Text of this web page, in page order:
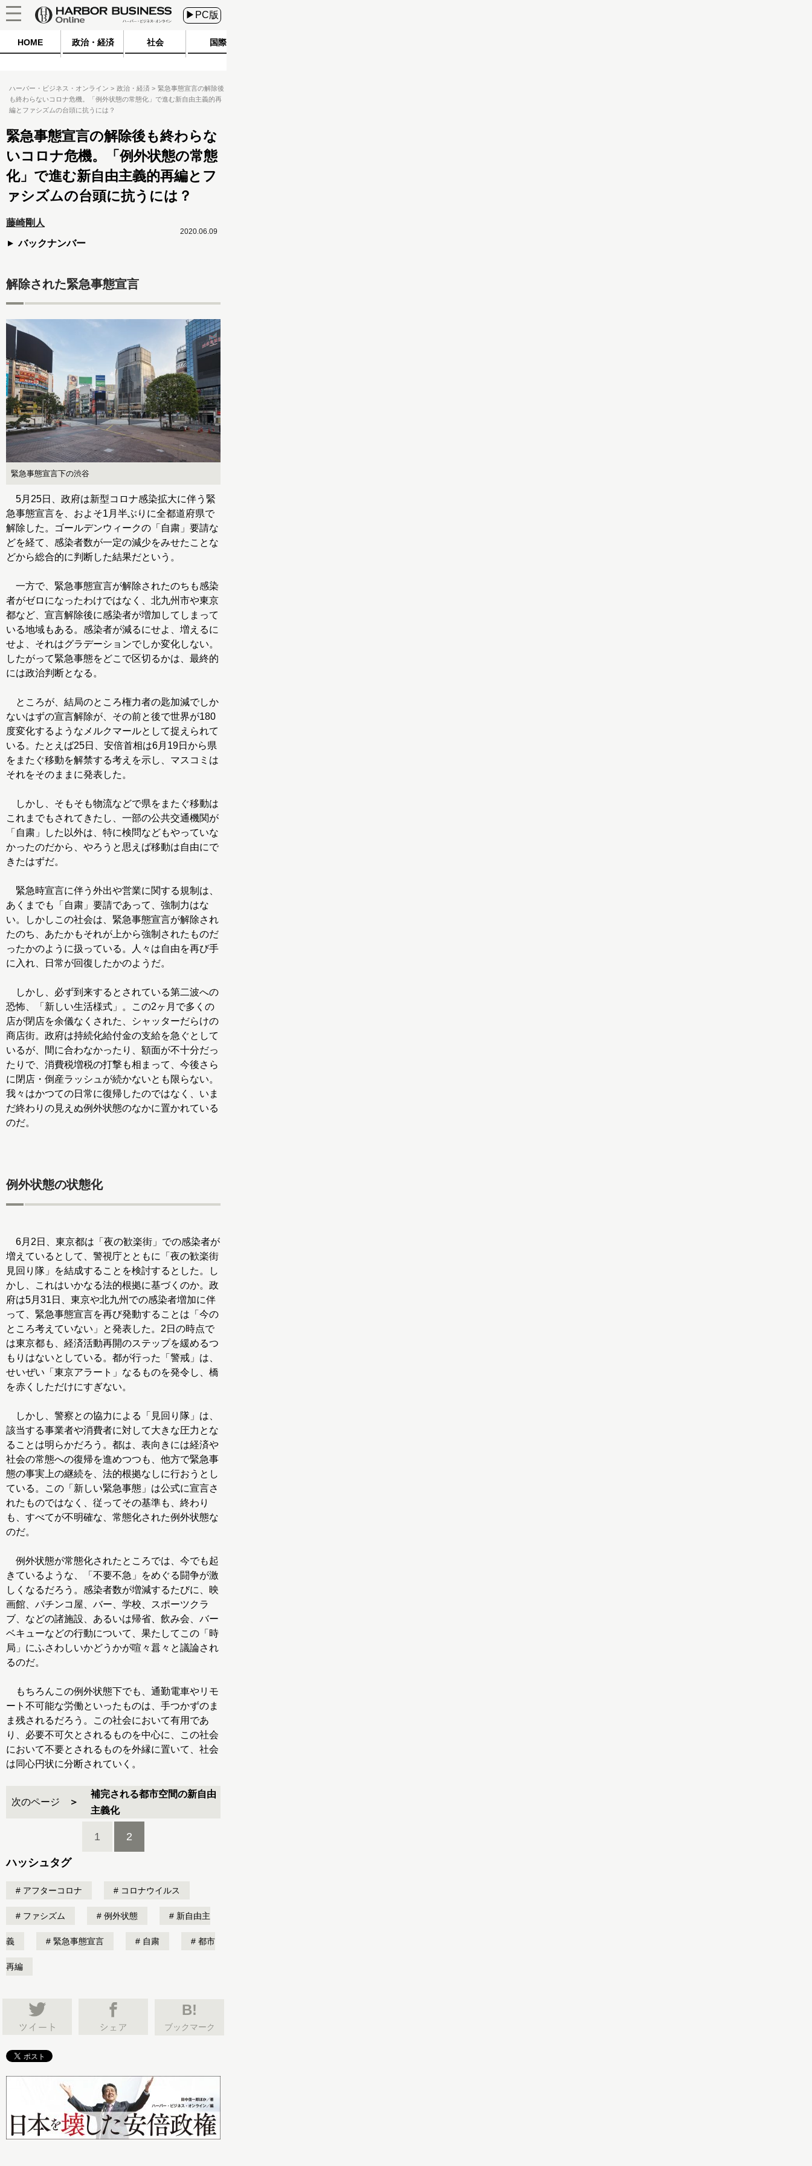
▶PC版
HOME 政治・経済 社会 国際
ハーバー・ビジネス・オンライン 政治・経済
緊急事態宣言の解除後
も終わらないコロナ危機。「例外状態の常態化」で進む新自由主義的再
編とファシズムの台頭に抗うには？
緊急事態宣言の解除後も終わらな
いコロナ危機。「例外状態の常態
化」で進む新自由主義的再編とフ
ァシズムの台頭に抗うには？
藤崎剛人
バックナンバー
2020.06.09
解除された緊急事態宣言
緊急事態宣言下の渋谷
5月25日、政府は新型コロナ感染拡大に伴う緊
急事態宣言を、およそ1月半ぶりに全都道府県で
解除した。ゴールデンウィークの「自粛」要請な
どを経て、感染者数が一定の減少をみせたことな
どから総合的に判断した結果だという。
一方で、緊急事態宣言が解除されたのちも感染
者がゼロになったわけではなく、北九州市や東京
都など、宣言解除後に感染者が増加してしまって
いる地域もある。感染者が減るにせよ、増えるに
せよ、それはグラデーションでしか変化しない。
したがって緊急事態をどこで区切るかは、最終的
には政治判断となる。
ところが、結局のところ権力者の匙加減でしか
ないはずの宣言解除が、その前と後で世界が180
度変化するようなメルクマールとして捉えられて
いる。たとえば25日、安倍首相は6月19日から県
をまたぐ移動を解禁する考えを示し、マスコミは
それをそのままに発表した。
しかし、そもそも物流などで県をまたぐ移動は
これまでもされてきたし、一部の公共交通機関が
「自粛」した以外は、特に検問などもやっていな
かったのだから、やろうと思えば移動は自由にで
きたはずだ。
緊急時宣言に伴う外出や営業に関する規制は、
あくまでも「自粛」要請であって、強制力はな
い。しかしこの社会は、緊急事態宣言が解除され
たのち、あたかもそれが上から強制されたものだ
ったかのように扱っている。人々は自由を再び手
に入れ、日常が回復したかのようだ。
しかし、必ず到来するとされている第二波への
恐怖、「新しい生活様式」。この2ヶ月で多くの
店が閉店を余儀なくされた、シャッターだらけの
商店街。政府は持続化給付金の支給を急ぐとして
いるが、間に合わなかったり、額面が不十分だっ
たりで、消費税増税の打撃も相まって、今後さら
に閉店・倒産ラッシュが続かないとも限らない。
我々はかつての日常に復帰したのではなく、いま
だ終わりの見えぬ例外状態のなかに置かれている
のだ。
例外状態の状態化
6月2日、東京都は「夜の歓楽街」での感染者が
増えているとして、警視庁とともに「夜の歓楽街
見回り隊」を結成することを検討するとした。し
かし、これはいかなる法的根拠に基づくのか。政
府は5月31日、東京や北九州での感染者増加に伴
って、緊急事態宣言を再び発動することは「今の
ところ考えていない」と発表した。2日の時点で
は東京都も、経済活動再開のステップを緩めるつ
もりはないとしている。都が行った「警戒」は、
せいぜい「東京アラート」なるものを発令し、橋
を赤くしただけにすぎない。
しかし、警察との協力による「見回り隊」は、
該当する事業者や消費者に対して大きな圧力とな
ることは明らかだろう。都は、表向きには経済や
社会の常態への復帰を進めつつも、他方で緊急事
態の事実上の継続を、法的根拠なしに行おうとし
ている。この「新しい緊急事態」は公式に宣言さ
れたものではなく、従ってその基準も、終わり
も、すべてが不明確な、常態化された例外状態な
のだ。
例外状態が常態化されたところでは、今でも起
きているような、「不要不急」をめぐる闘争が激
しくなるだろう。感染者数が増減するたびに、映
画館、パチンコ屋、バー、学校、スポーツクラ
ブ、などの諸施設、あるいは帰省、飲み会、バー
ベキューなどの行動について、果たしてこの「時
局」にふさわしいかどうかが喧々囂々と議論され
るのだ。
もちろんこの例外状態下でも、通勤電車やリモ
ート不可能な労働といったものは、手つかずのま
ま残されるだろう。この社会において有用であ
り、必要不可欠とされるものを中心に、この社会
において不要とされるものを外縁に置いて、社会
は同心円状に分断されていく。
次のページ
補完される都市空間の新自由
主義化
1 2
ハッシュタグ
アフターコロナ コロナウイルス
ファシズム 例外状態 新自由主
義 緊急事態宣言 自粛 都市
再編
B!
ブックマーク